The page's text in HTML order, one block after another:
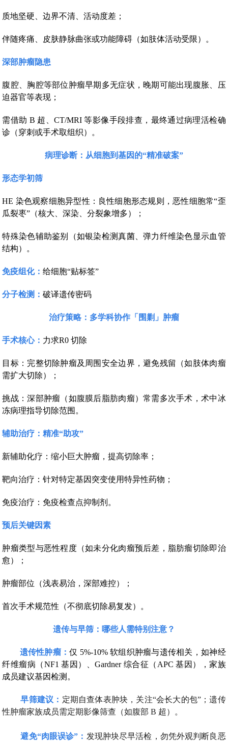
质地坚硬、边界不清、活动度差；
伴随疼痛、皮肤静脉曲张或功能障碍（如肢体活动受限）。
深部肿瘤隐患
腹腔、胸腔等部位肿瘤早期多无症状，晚期可能出现腹胀、压
迫器官等表现；
需借助 B 超、CT/MRI 等影像手段排查，最终通过病理活检确
诊（穿刺或手术取组织）。
病理诊断：从细胞到基因的“精准破案”
形态学初筛
HE 染色观察细胞异型性：良性细胞形态规则，恶性细胞常“歪
瓜裂枣”（核大、深染、分裂象增多）；
特殊染色辅助鉴别（如银染检测真菌、弹力纤维染色显示血管
结构）。
免疫组化：给细胞“贴标签”
分子检测：破译遗传密码
治疗策略：多学科协作「围剿」肿瘤
手术核心： 力求R0 切除
目标：完整切除肿瘤及周围安全边界，避免残留（如肢体肉瘤
需扩大切除）；
挑战：深部肿瘤（如腹膜后脂肪肉瘤）常需多次手术，术中冰
冻病理指导切除范围。
辅助治疗：精准“助攻”
新辅助化疗：缩小巨大肿瘤，提高切除率；
靶向治疗：针对特定基因突变使用特异性药物；
免疫治疗：免疫检查点抑制剂。
预后关键因素
肿瘤类型与恶性程度（如未分化肉瘤预后差，脂肪瘤切除即治
愈）；
肿瘤部位（浅表易治，深部难控）；
首次手术规范性（不彻底切除易复发）。
遗传与早筛：哪些人需特别注意？
遗传性肿瘤：仅 5%-10% 软组织肿瘤与遗传相关，如神经
纤维瘤病（NF1 基因）、Gardner 综合征（APC 基因），家族
成员建议基因检测。
早筛建议： 定期自查体表肿块，关注“会长大的包”；遗传
性肿瘤家族成员需定期影像筛查（如腹部 B 超）。
避免“肉眼误诊”： 发现肿块尽早活检，勿凭外观判断良恶